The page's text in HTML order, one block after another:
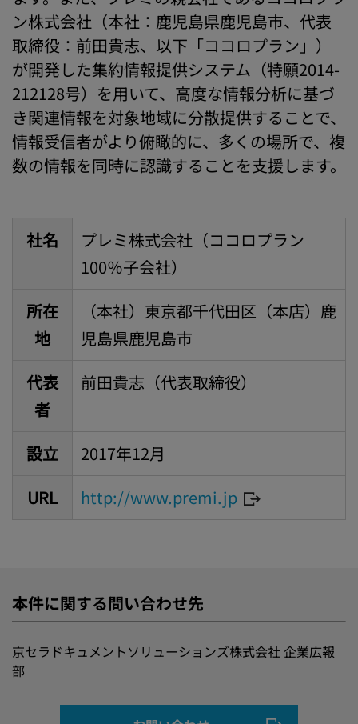
ン株式会社（本社：鹿児島県鹿児島市、代表
取締役：前田貴志、以下「ココロプラン」）
が開発した集約情報提供システム（特願2014-
212128号）を用いて、高度な情報分析に基づ
き関連情報を対象地域に分散提供することで、
情報受信者がより俯瞰的に、多くの場所で、複
数の情報を同時に認識することを支援します。
社名
プレミ株式会社（ココロプラン
100％子会社）
所在
地
（本社）東京都千代田区（本店）鹿
児島県鹿児島市
代表
者
前田貴志（代表取締役）
設立
2017年12月
URL
http://www.premi.jp
本件に関する問い合わせ先
京セラドキュメントソリューションズ株式会社 企業広報
部